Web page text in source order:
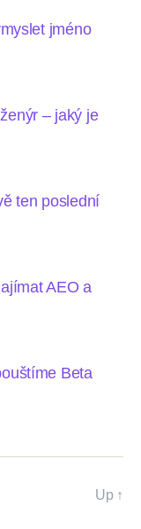
jméno
– jaký je
ten poslední
AEO a
Beta
Up ↑